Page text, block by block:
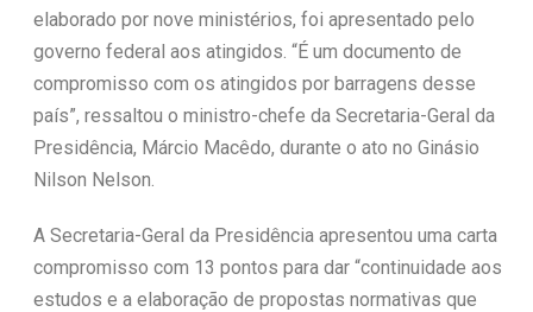
elaborado por nove ministérios, foi apresentado pelo
governo federal aos atingidos. “É um documento de
compromisso com os atingidos por barragens desse
país”, ressaltou o ministro-chefe da Secretaria-Geral da
Presidência, Márcio Macêdo, durante o ato no Ginásio
Nilson Nelson.
A Secretaria-Geral da Presidência apresentou uma carta
compromisso com 13 pontos para dar “continuidade aos
estudos e a elaboração de propostas normativas que